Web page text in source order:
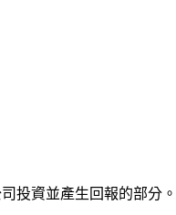
投資並產生回報的部分。